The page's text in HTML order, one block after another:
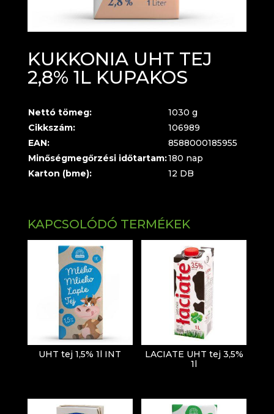
KUKKONIA UHT TEJ
2,8% 1L KUPAKOS
Nettó tömeg:
1030 g
Cikkszám:
106989
EAN:
8588000185955
Minőségmegőrzési időtartam:180 nap
Karton (bme):
12 DB
KAPCSOLÓDÓ TERMÉKEK
UHT tej 1,5% 1l INT
LACIATE UHT tej 3,5%
1l